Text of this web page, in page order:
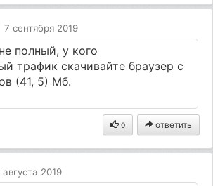
7 сентября 2019
полный, у кого
трафик скачивайте браузер с
(41, 5) Мб.
0 ответить
августа 2019